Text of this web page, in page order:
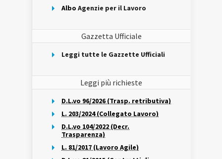
Albo Agenzie per il Lavoro
Gazzetta Ufficiale
Leggi tutte le Gazzette Ufficiali
Leggi più richieste
D.L.vo 96/2026 (Trasp. retributiva)
L. 203/2024 (Collegato Lavoro)
D.L.vo 104/2022 (Decr.
Trasparenza)
L. 81/2017 (Lavoro Agile)